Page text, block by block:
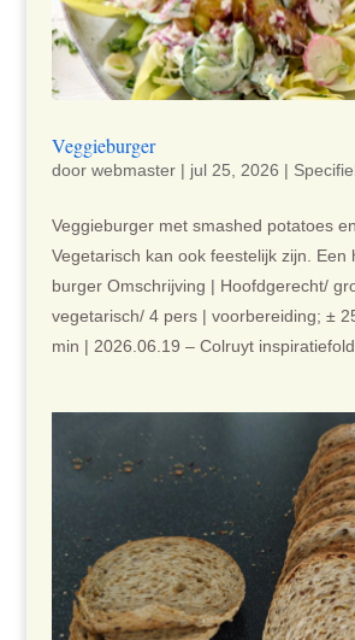
Veggieburger
door webmaster| jul 25, 2026 |
Veggieburger met smashed potatoes
Vegetarisch kan ook feestelijk zijn. Een
burger Omschrijving | Hoofdgerecht/
vegetarisch/ 4 pers | voorbereiding; ±
min | 2026.06.19 – Colruyt